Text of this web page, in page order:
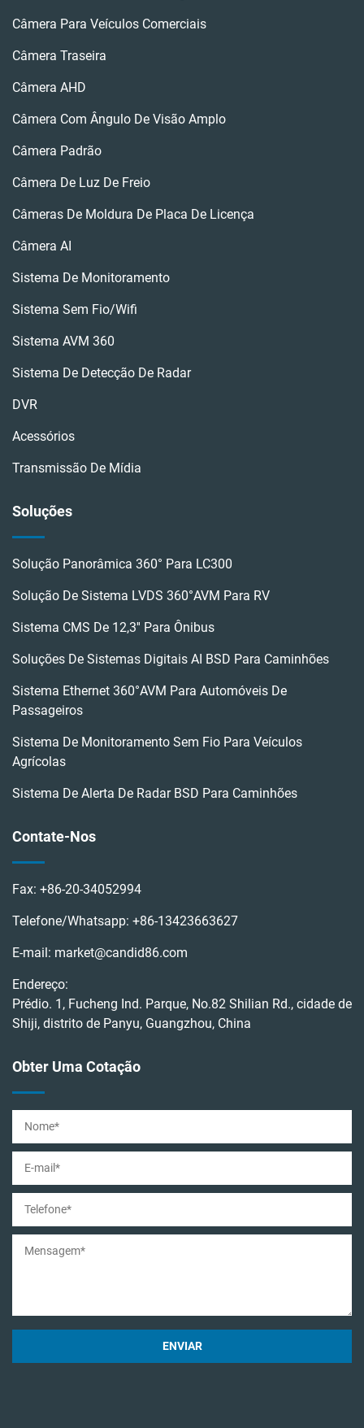
Câmera Para Veículos Comerciais
Câmera Traseira
Câmera AHD
Câmera Com Ângulo De Visão Amplo
Câmera Padrão
Câmera De Luz De Freio
Câmeras De Moldura De Placa De Licença
Câmera AI
Sistema De Monitoramento
Sistema Sem Fio/wifi
Sistema AVM 360
Sistema De Detecção De Radar
DVR
Acessórios
Transmissão De Mídia
Soluções
Solução Panorâmica 360° Para LC300
Solução De Sistema LVDS 360°AVM Para RV
Sistema CMS De 12,3'' Para Ônibus
Soluções De Sistemas Digitais AI BSD Para Caminhões
Sistema Ethernet 360°AVM Para Automóveis De
Passageiros
Sistema De Monitoramento Sem Fio Para Veículos
Agrícolas
Sistema De Alerta De Radar BSD Para Caminhões
Contate-Nos
Fax: +86-20-34052994
Telefone/Whatsapp: +86-13423663627
E-mail: market@candid86.com
Endereço:
Prédio. 1, Fucheng Ind. Parque, No.82 Shilian Rd., cidade de
Shiji, distrito de Panyu, Guangzhou, China
Obter Uma Cotação
ENVIAR